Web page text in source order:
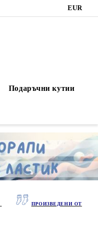
EUR
Подаръчни кутии
ПРОИЗВЕДЕНИ ОТ